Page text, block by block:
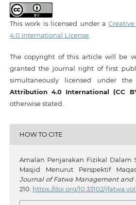
This work is licensed under a
4.0 International License.
The copyright of this article will be
granted the journal right of first
simultaneously licensed under
Attribution 4.0 International (CC
otherwise stated.
HOW TO CITE
Amalan Penjarakan Fizikal Dalam
Masjid Menurut Perspektif
Journal of Fatwa Management and
210. https://doi.org/10.33102/